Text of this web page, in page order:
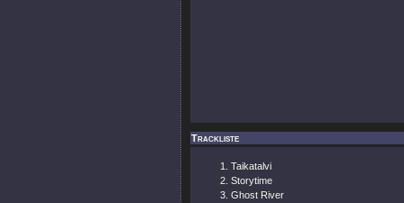
Trackliste
Taikatalvi
Storytime
Ghost River